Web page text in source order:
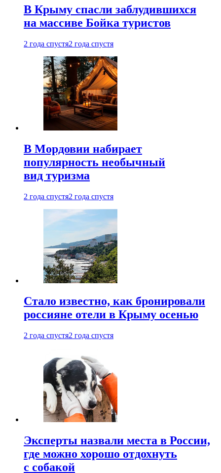
В Крыму спасли заблудившихся
на массиве Бойка туристов
2 года спустя2 года спустя
В Мордовии набирает
популярность необычный
вид туризма
2 года спустя2 года спустя
Стало известно, как бронировали
россияне отели в Крыму осенью
2 года спустя2 года спустя
Эксперты назвали места в России,
где можно хорошо отдохнуть
с собакой